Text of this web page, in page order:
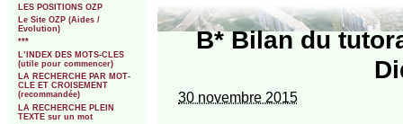
LES POSITIONS OZP
Le Site OZP (Aides /
Evolution)
***
L’INDEX DES MOTS-CLES
(utile pour commencer)
LA RECHERCHE PAR MOT-
CLE ET CROISEMENT
(recommandée)
LA RECHERCHE PLEIN
TEXTE sur un mot
B* Bilan du
30 novembre 2015